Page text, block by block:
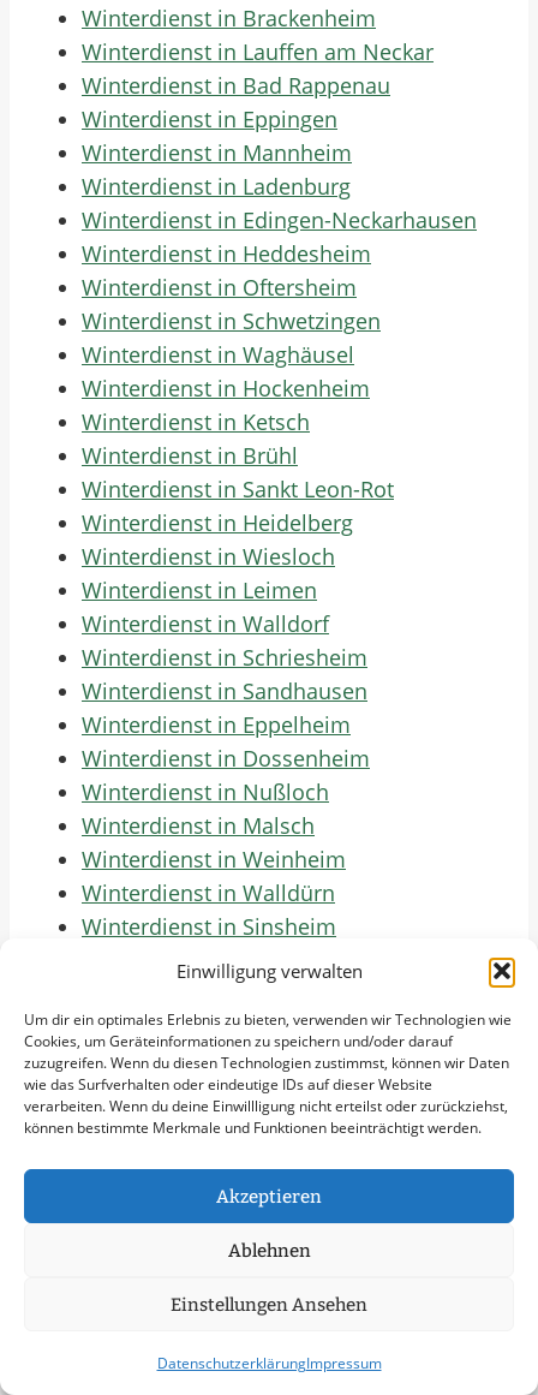
Einwilligung verwalten
Um dir ein optimales Erlebnis zu bieten, verwenden wir Technologien wie
Cookies, um Geräteinformationen zu speichern und/oder darauf
zuzugreifen. Wenn du diesen Technologien zustimmst, können wir Daten
wie das Surfverhalten oder eindeutige IDs auf dieser Website
verarbeiten. Wenn du deine Einwillligung nicht erteilst oder zurückziehst,
können bestimmte Merkmale und Funktionen beeinträchtigt werden.
Akzeptieren
Ablehnen
Einstellungen Ansehen
DatenschutzerklärungImpressum
Winterdienst in Brackenheim
Winterdienst in Lauffen am Neckar
Winterdienst in Bad Rappenau
Winterdienst in Eppingen
Winterdienst in Mannheim
Winterdienst in Ladenburg
Winterdienst in Edingen-Neckarhausen
Winterdienst in Heddesheim
Winterdienst in Oftersheim
Winterdienst in Schwetzingen
Winterdienst in Waghäusel
Winterdienst in Hockenheim
Winterdienst in Ketsch
Winterdienst in Brühl
Winterdienst in Sankt Leon-Rot
Winterdienst in Heidelberg
Winterdienst in Wiesloch
Winterdienst in Leimen
Winterdienst in Walldorf
Winterdienst in Schriesheim
Winterdienst in Sandhausen
Winterdienst in Eppelheim
Winterdienst in Dossenheim
Winterdienst in Nußloch
Winterdienst in Malsch
Winterdienst in Weinheim
Winterdienst in Walldürn
Winterdienst in Sinsheim
Winterdienst in Bretten
Winterdienst in Mühlacker
Winterdienst in Eggenstein-
Leopoldshafen
Winterdienst in Linkenheim-Hochstetten
Winterdienst in Bruchsal
Winterdienst in Philippsburg
Winterdienst in Graben-Neudorf
Winterdienst in Östringen
Winterdienst in Ubstadt-Weiher
Jetzt Anfrage Stellen